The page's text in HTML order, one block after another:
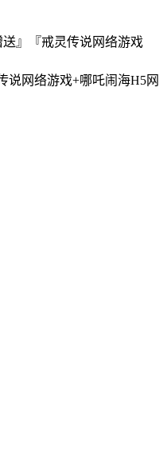
』『戒灵传说网络游戏
说网络游戏+哪吒闹海H5网